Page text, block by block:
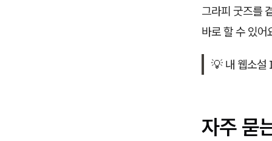
그라피 굿즈를
바로 할 수 있어
💡 내 웹소설
자주 묻